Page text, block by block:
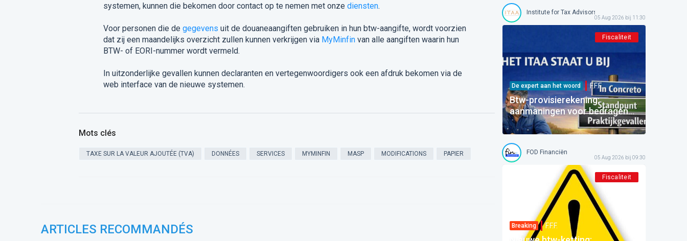
systemen, kunnen die bekomen door contact op te nemen met onze diensten.
Voor personen die de gegevens uit de douaneaangiften gebruiken in hun btw-aangifte, wordt voorzien
dat zij een maandelijks overzicht zullen kunnen verkrijgen via MyMinfinvan alle aangiften waarin hun
BTW- of EORI-nummer wordt vermeld.
In uitzonderlijke gevallen kunnen declaranten en vertegenwoordigers ook een afdruk bekomen via de
web interface van de nieuwe systemen.
Mots clés
TAXE SUR LA VALEUR AJOUTÉE (TVA) DONNÉES SERVICES MYMINFIN MASP MODIFICATIONS PAPIER
ARTICLES RECOMMANDÉS
Institute for Tax Advisors and Accountants
05 Aug 2026 bij 11:30
Fiscaliteit
De expert aan het woord F.F.F.
Btw-provisierekening:
aanmaningen voor bedragen
die al betaald zijn
FOD Financiën
05 Aug 2026 bij 09:30
Fiscaliteit
Breaking F.F.F.